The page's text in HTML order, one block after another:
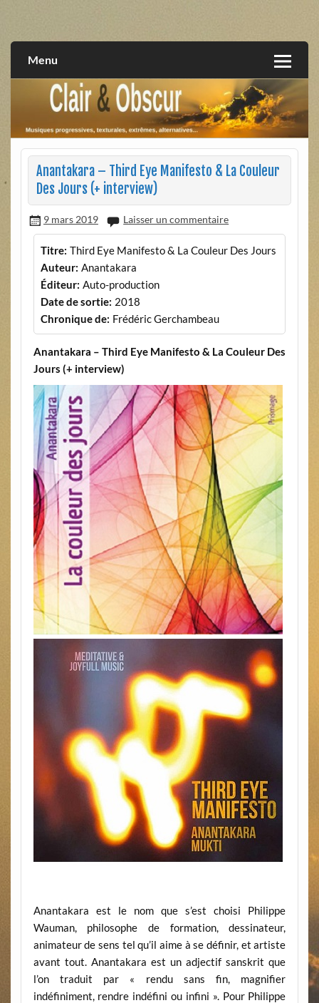
extrêmes, alternatives, texturales
Menu
Anantakara – Third Eye Manifesto & La Couleur
Des Jours (+ interview)
9 mars 2019 Laisser un commentaire
Titre: Third Eye Manifesto & La Couleur Des Jours
Auteur: Anantakara
Éditeur: Auto-production
Date de sortie: 2018
Chronique de: Frédéric Gerchambeau
Anantakara – Third Eye Manifesto & La Couleur Des
Jours (+ interview)
Anantakara est le nom que s’est choisi Philippe
Wauman, philosophe de formation, dessinateur,
animateur de sens tel qu’il aime à se définir, et artiste
avant tout. Anantakara est un adjectif sanskrit que
l’on traduit par « rendu sans fin, magnifier
indéfiniment, rendre indéfini ou infini ». Pour Philippe